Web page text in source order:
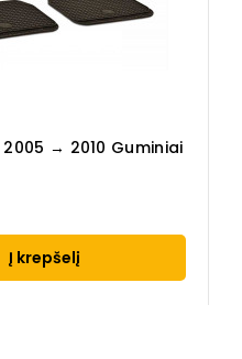
2005 → 2010 Guminiai
Į krepšelį